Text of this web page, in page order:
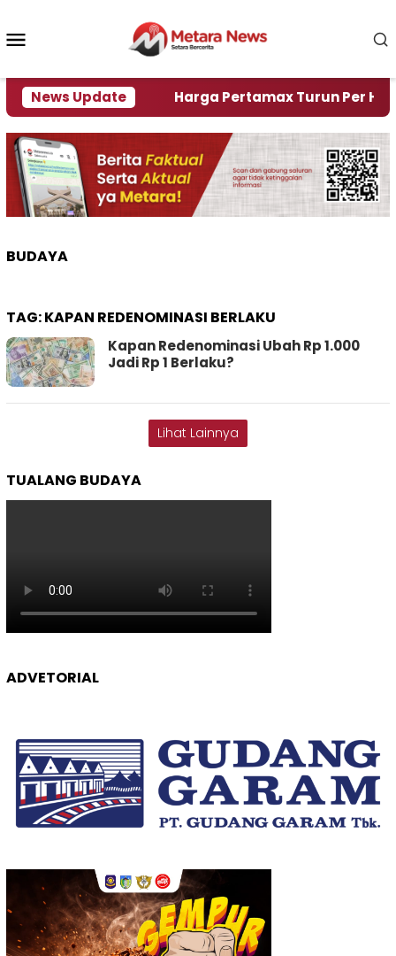
konten
News Update
Krisi Air Harga Pertamax Turun Per Hari Ini,
BUDAYA
TAG:KAPAN REDENOMINASI BERLAKU
Kapan Redenominasi Ubah Rp 1.000
Jadi Rp 1 Berlaku?
Lihat Lainnya
TUALANG BUDAYA
ADVETORIAL